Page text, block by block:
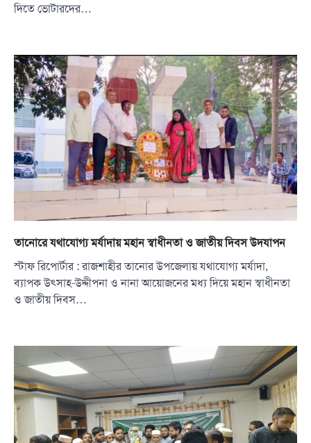
দিতে ভোটারদের…
তানোরে যথাযোগ্য মর্যাদায় মহান স্বাধীনতা ও জাতীয় দিবস উদযাপন
স্টাফ রিপোর্টার : রাজশাহীর তানোর উপজেলায় যথাযোগ্য মর্যাদা,
ব্যাপক উৎসাহ-উদ্দীপনা ও নানা আয়োজনের মধ্য দিয়ে মহান স্বাধীনতা
ও জাতীয় দিবস…